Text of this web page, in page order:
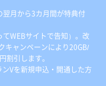
月から3カ月間が特典付
WEBサイトで告知）。改
キャンペーンにより20GB/
割引します。
Vを新規申込・開通した方